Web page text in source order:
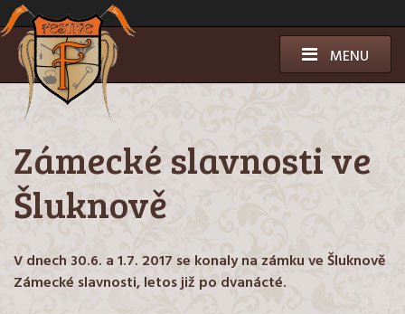
Přeskočit
k
obsahu
MENU
Zámecké slavnosti ve
Šluknově
V dnech 30.6. a 1.7. 2017 se konaly na zámku ve Šluknově
Zámecké slavnosti, letos již po dvanácté.